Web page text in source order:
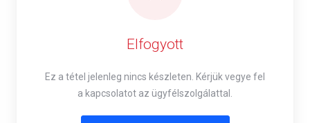
Elfogyott
Ez a tétel jelenleg nincs készleten. Kérjük vegye fel
a kapcsolatot az ügyfélszolgálattal.